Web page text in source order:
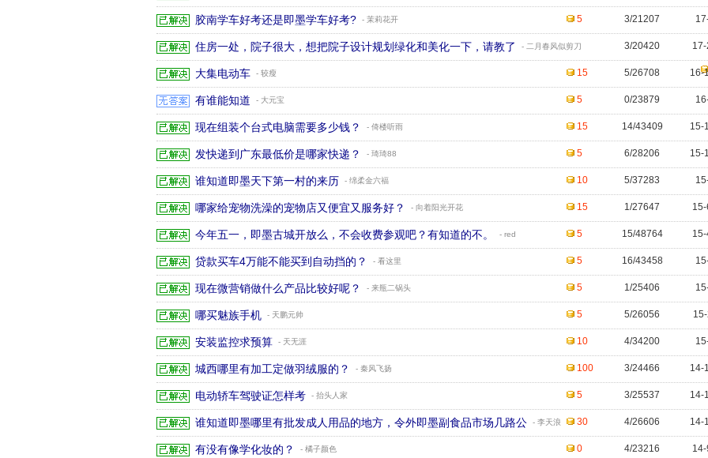
胶南学车好考还是即墨学车好考? - 茉莉花开 3/21207
5
住房一处，院子很大，想把院子设计规划绿化和美化一下，请教了 - 二月春风似剪刀 3/20420
大集电动车 - 较瘦 16-
5/26708
15
有谁能知道 - 大元宝 0/23879
5
现在组装个台式电脑需要多少钱？ - 倚楼听雨 15-
14/43409
15
发快递到广东最低价是哪家快递？ - 琦琦88 15-
6/28206
5
谁知道即墨天下第一村的来历 - 绵柔金六福 5/37283
10
哪家给宠物洗澡的宠物店又便宜又服务好？ - 向着阳光开花 1/27647
15
今年五一，即墨古城开放么，不会收费参观吧？有知道的不。 - red 15/48764
5
贷款买车4万能不能买到自动挡的？ - 看这里 16/43458
5
现在微营销做什么产品比较好呢？ - 来瓶二锅头 1/25406
5
哪买魅族手机 - 天鹏元帅 5/26056
5
安装监控求预算 - 天无涯 4/34200
10
城西哪里有加工定做羽绒服的？ - 秦风飞扬 14-
3/24466
100
电动轿车驾驶证怎样考 - 抬头人家 14-
3/25537
5
谁知道即墨哪里有批发成人用品的地方，令外即墨副食品市场几路公 - 李天浪 14-
4/26606
30
有没有像学化妆的？ - 橘子颜色 4/23216
0